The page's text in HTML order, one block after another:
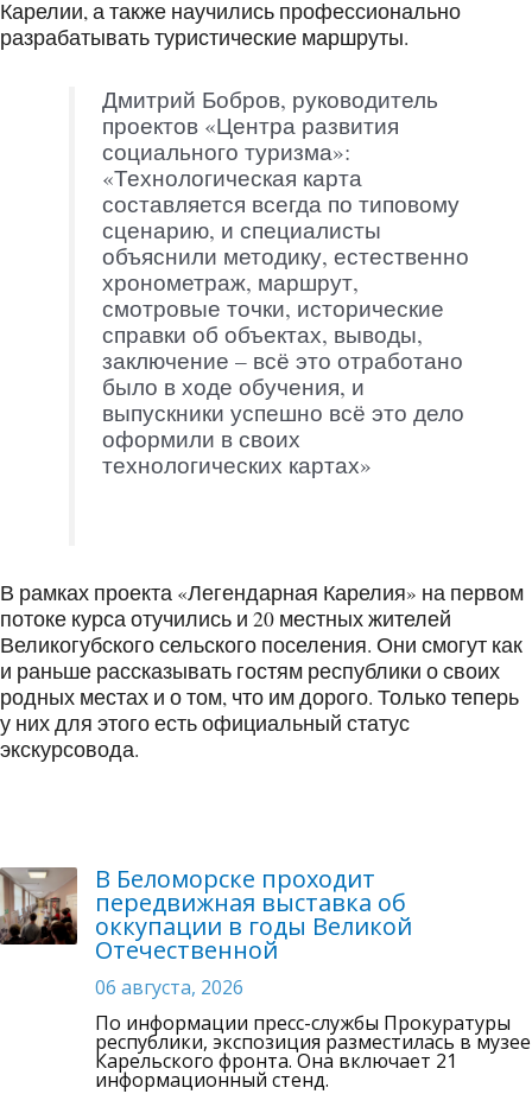
Карелии, а также научились профессионально
разрабатывать туристические маршруты.
Дмитрий Бобров, руководитель
проектов «Центра развития
социального туризма»:
«Технологическая карта
составляется всегда по типовому
сценарию, и специалисты
объяснили методику, естественно
хронометраж, маршрут,
смотровые точки, исторические
справки об объектах, выводы,
заключение – всё это отработано
было в ходе обучения, и
выпускники успешно всё это дело
оформили в своих
технологических картах»
В рамках проекта «Легендарная Карелия» на первом
потоке курса отучились и 20 местных жителей
Великогубского сельского поселения. Они смогут как
и раньше рассказывать гостям республики о своих
родных местах и о том, что им дорого. Только теперь
у них для этого есть официальный статус
экскурсовода.
В Беломорске проходит
передвижная выставка об
оккупации в годы Великой
Отечественной
06 августа, 2026
По информации пресс-службы Прокуратуры
республики, экспозиция разместилась в музее
Карельского фронта. Она включает 21
информационный стенд.